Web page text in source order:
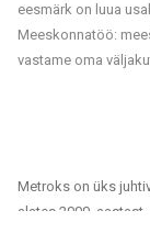
eesmärk on luua
Meeskonnatöö:
vastame oma
Metroks on üks
alates 2000.